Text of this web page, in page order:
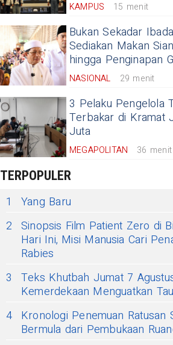
KAMPUS 15 menit
Bukan Sekadar
Sediakan Makan
hingga Penginapan
NASIONAL 29 menit
3 Pelaku Pengelola
Terbakar di Kramat
Juta
MEGAPOLITAN 36 menit
TERPOPULER
1
Yang Baru
2 Sinopsis Film Patient Zero di
Hari Ini, Misi Manusia Cari
Rabies
3
Teks Khutbah Jumat 7
Kemerdekaan Menguatkan
4 Kronologi Penemuan Ratusan
Bermula dari Pembukaan